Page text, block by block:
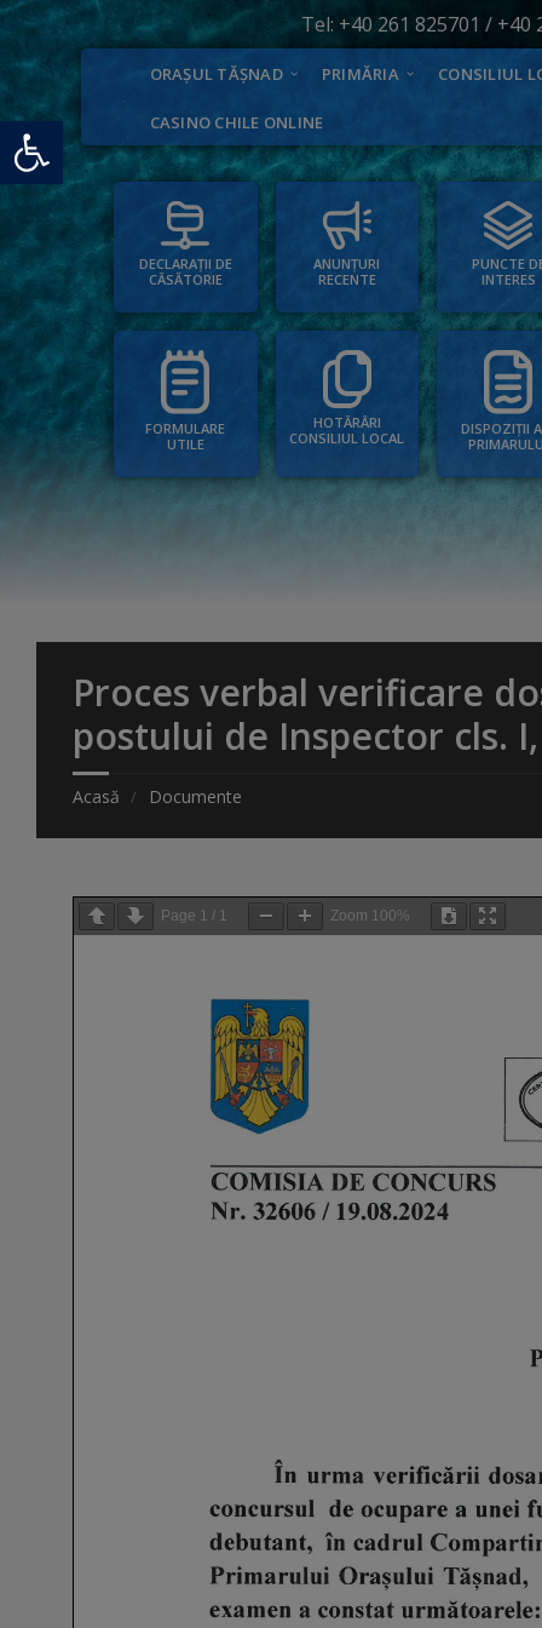
Deschide bara de unelte
Tel: +40 261 825701 / +40
ORAȘUL TĂȘNAD PRIMĂRIA CONSILIUL
CASINO CHILE ONLINE
DECLARAȚII DE
CĂSĂTORIE
ANUNȚURI
RECENTE
PUNCTE
INTERES
FORMULARE
UTILE
HOTĂRÂRI
CONSILIUL LOCAL
DISPOZIȚII
Proces verbal verificare
postului de Inspector cls.
Acasă Documente
Page 1 / 1 Zoom 100%